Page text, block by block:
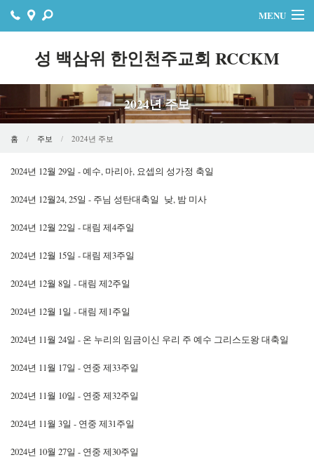
성 백삼위 한인천주교회 RCCKM
MENU
자료실
공지사항
행사
연락처
온라인기빙
2024년 주보
홈 주보 2024년 주보
2024년 12월 29일 - 예수, 마리아, 요셉의 성가정 축일
2024년 12월24, 25일 - 주님 성탄대축일 낮, 밤 미사
2024년 12월 22일 - 대림 제4주일
2024년 12월 15일 - 대림 제3주일
2024년 12월 8일 - 대림 제2주일
2024년 12월 1일 - 대림 제1주일
2024년 11월 24일 - 온 누리의 임금이신 우리 주 예수 그리스도왕 대축일
2024년 11월 17일 - 연중 제33주일
2024년 11월 10일 - 연중 제32주일
2024년 11월 3일 - 연중 제31주일
2024년 10월 27일 - 연중 제30주일